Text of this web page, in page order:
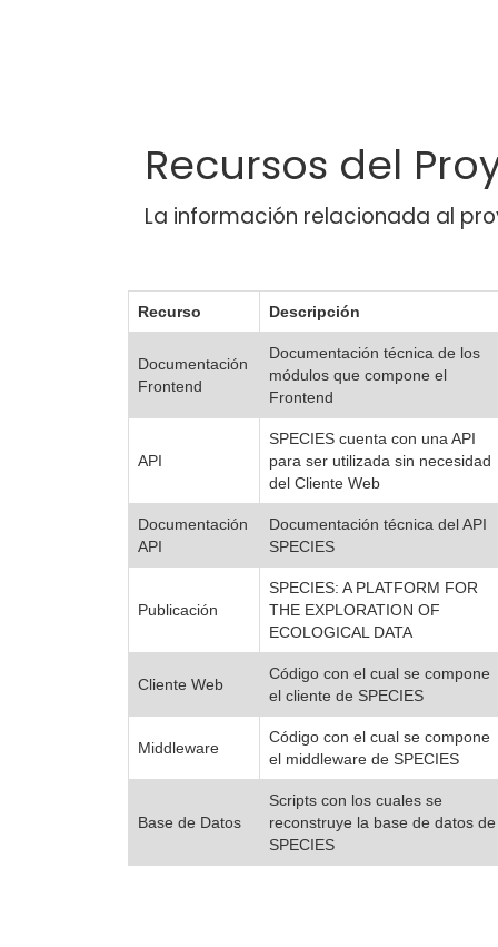
Recursos del
La información relacionada al
Recurso Descripción
Documentación
Frontend
Documentación técnica de los
módulos que compone el
Frontend
API
SPECIES cuenta con una API
para ser utilizada sin necesidad
del Cliente Web
Documentación
API
Documentación técnica del API
SPECIES
Publicación
SPECIES: A PLATFORM FOR
THE EXPLORATION OF
ECOLOGICAL DATA
Cliente Web
Código con el cual se compone
el cliente de SPECIES
Middleware
Código con el cual se compone
el middleware de SPECIES
Base de Datos
Scripts con los cuales se
reconstruye la base de datos de
SPECIES